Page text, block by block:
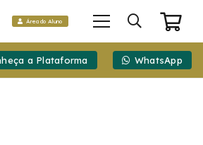
Área do Aluno
a Plataforma WhatsApp